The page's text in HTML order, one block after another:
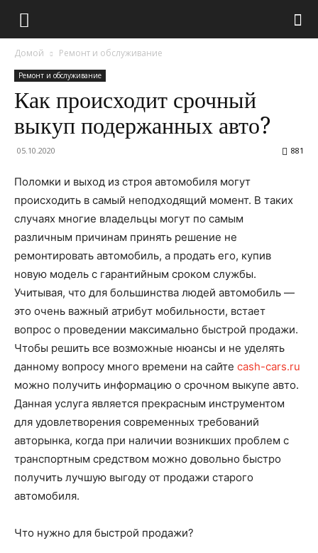
Домой Ремонт и обслуживание
Ремонт и обслуживание
Как происходит срочный
выкуп подержанных авто?
05.10.2020 881
Поломки и выход из строя автомобиля могут
происходить в самый неподходящий момент. В таких
случаях многие владельцы могут по самым
различным причинам принять решение не
ремонтировать автомобиль, а продать его, купив
новую модель с гарантийным сроком службы.
Учитывая, что для большинства людей автомобиль —
это очень важный атрибут мобильности, встает
вопрос о проведении максимально быстрой продажи.
Чтобы решить все возможные нюансы и не уделять
данному вопросу много времени на сайте cash-cars.ru
можно получить информацию о срочном выкупе авто.
Данная услуга является прекрасным инструментом
для удовлетворения современных требований
авторынка, когда при наличии возникших проблем с
транспортным средством можно довольно быстро
получить лучшую выгоду от продажи старого
автомобиля.
Что нужно для быстрой продажи?